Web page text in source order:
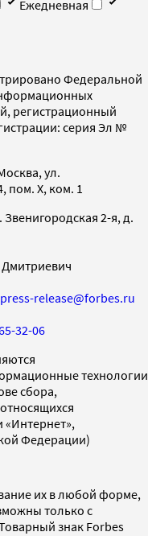
Ежедневная
Федеральной
регистрационный
серия Эл №
ул.
пом. X, ком. 1
2-я, д.
press-release@forbes.ru
32-06
технологии
сбора,
«Интернет»,
Федерации)
их в любой форме,
только с
знак Forbes